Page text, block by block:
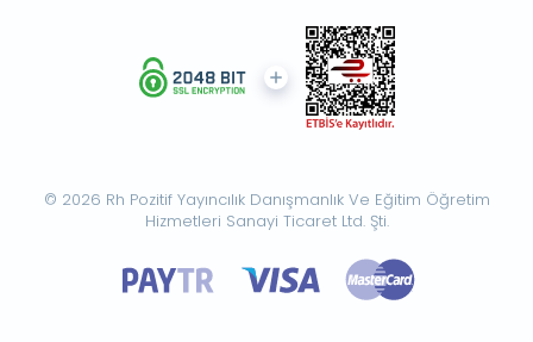
© 2026 Rh Pozitif Yayıncılık Danışmanlık Ve Eğitim Öğretim
Hizmetleri Sanayi Ticaret Ltd. Şti.